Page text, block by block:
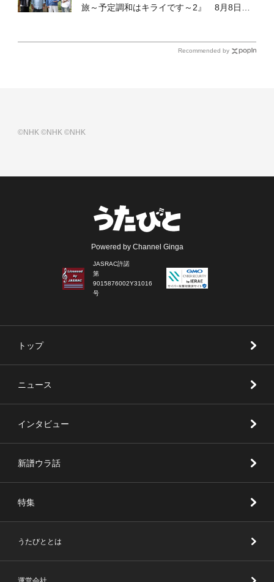
旅～予定調和はキライです～2』 8月8日
Recommended by
©NHK©NHK©NHK
Powered by Channel Ginga
JASRAC許諾
第
9015876002Y31016
号
トップ
ニュース
インタビュー
新譜ウラ話
特集
うたびととは